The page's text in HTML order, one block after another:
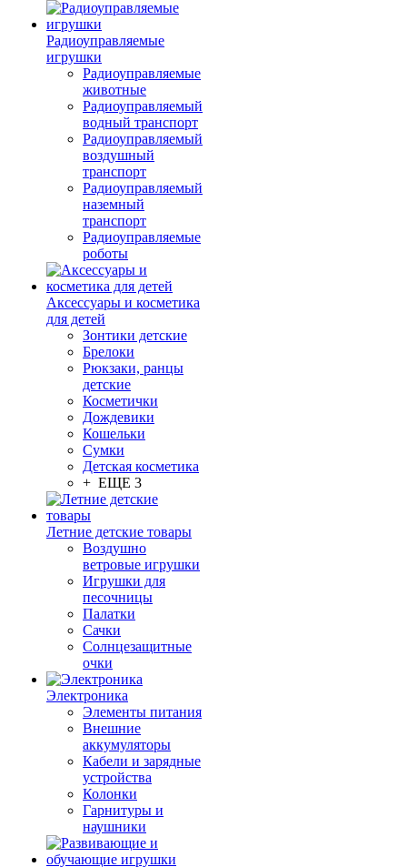
Радиоуправляемые
игрушки
Радиоуправляемые
животные
Радиоуправляемый
водный транспорт
Радиоуправляемый
воздушный
транспорт
Радиоуправляемый
наземный
транспорт
Радиоуправляемые
роботы
Аксессуары и косметика
для детей
Зонтики детские
Брелоки
Рюкзаки, ранцы
детские
Косметички
Дождевики
Кошельки
Сумки
Детская косметика
+ ЕЩЕ 3
Летние детские товары
Воздушно
ветровые игрушки
Игрушки для
песочницы
Палатки
Сачки
Солнцезащитные
очки
Электроника
Элементы питания
Внешние
аккумуляторы
Кабели и зарядные
устройства
Колонки
Гарнитуры и
наушники